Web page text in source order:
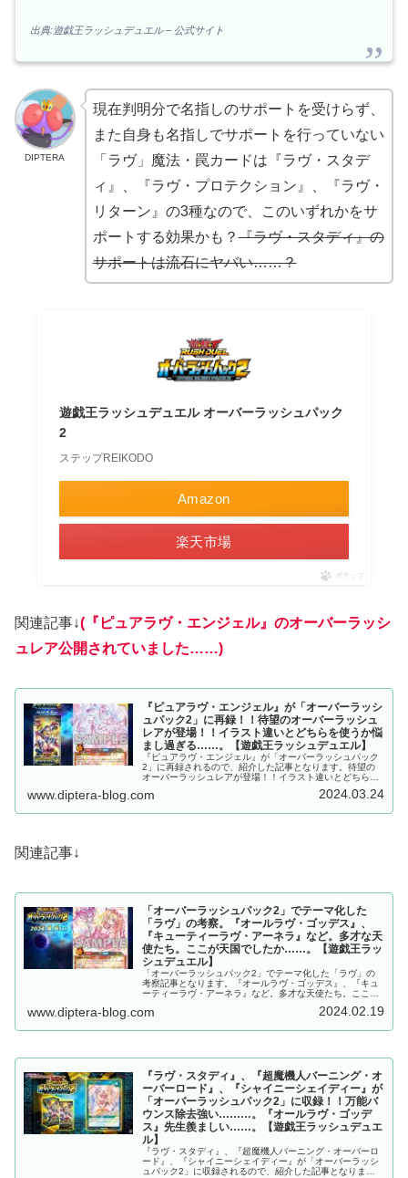
出典:遊戯王ラッシュデュエル – 公式サイト
DIPTERA
現在判明分で名指しのサポートを受けらず、
また自身も名指しでサポートを行っていない
「ラヴ」魔法・罠カードは『ラヴ・スタデ
ィ』、『ラヴ・プロテクション』、『ラヴ・
リターン』の3種なので、このいずれかをサ
ポートする効果かも？『ラヴ・スタディ』の
サポートは流石にヤバい……？
遊戯王ラッシュデュエル オーバーラッシュパック
2
ステップREIKODO
Amazon
楽天市場
ポチップ
関連記事↓(『ピュアラヴ・エンジェル』のオーバーラッシ
ュレア公開されていました……)
『ピュアラヴ・エンジェル』が「オーバーラッシ
ュパック2」に再録！！待望のオーバーラッシュ
レアが登場！！イラスト違いとどちらを使うか悩
まし過ぎる……。【遊戯王ラッシュデュエル】
『ピュアラヴ・エンジェル』が「オーバーラッシュパック
2」に再録されるので、紹介した記事となります。待望の
オーバーラッシュレアが登場！！イラスト違いとどちらを
www.diptera-blog.com 2024.03.24
関連記事↓
「オーバーラッシュパック2」でテーマ化した
「ラヴ」の考察。『オールラヴ・ゴッデス』、
『キューティーラヴ・アーネラ』など。多才な天
使たち。ここが天国でしたか……。【遊戯王ラッ
シュデュエル】
「オーバーラッシュパック2」でテーマ化した「ラヴ」の
考察記事となります。『オールラヴ・ゴッデス』、『キュ
ーティーラヴ・アーネラ』など。多才な天使たち。ここが
www.diptera-blog.com 2024.02.19
『ラヴ・スタディ』、『超魔機人バーニング・オ
ーバーロード』、『シャイニーシェイディー』が
「オーバーラッシュパック2」に収録！！万能バ
ウンス除去強い………。『オールラヴ・ゴッデ
ス』先生羨ましい……。【遊戯王ラッシュデュエ
ル】
『ラヴ・スタディ』、『超魔機人バーニング・オーバーロ
ード』、『シャイニーシェイディー』が「オーバーラッシ
ュパック2」に収録されるので、紹介した記事となりま